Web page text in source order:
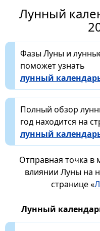
Лунный
Фазы Луны и
поможет узнать
лунный
Полный обзор
год находится на
лунный
Отправная точка в
влиянии Луны на
странице «
Лунный